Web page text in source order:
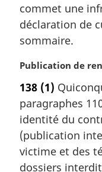
commet une
déclaration de
sommaire.
N
t
e
m
a
r
g
Publication de
138 (1)
paragraphes
identité du
(publication
victime et des
dossiers